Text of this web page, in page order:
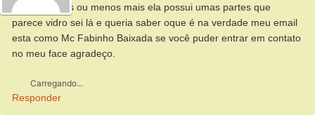
de barro mais ou menos mais ela possui umas partes que
parece vidro sei lá e queria saber oque é na verdade meu email
esta como Mc Fabinho Baixada se você puder entrar em contato
no meu face agradeço.
Carregando...
Responder